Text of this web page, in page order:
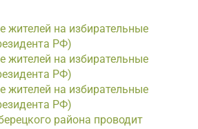
жителей на избирательные
РФ)
жителей на избирательные
РФ)
жителей на избирательные
РФ)
района проводит